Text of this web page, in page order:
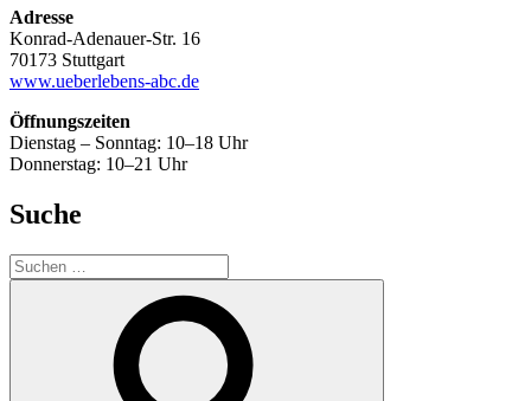
Adresse
Konrad-Adenauer-Str. 16
70173 Stuttgart
www.ueberlebens-abc.de
Öffnungszeiten
Dienstag – Sonntag: 10–18 Uhr
Donnerstag: 10–21 Uhr
Suche
Suchen
nach: